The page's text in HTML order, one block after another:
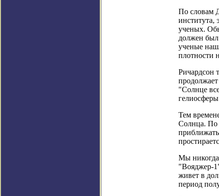
По словам
института,
ученых.
должен был
ученые
плотности
Ричардсон
"Солнце
Тем
Солнца. По
Мы никогда
"Вояджер-
живет в
период